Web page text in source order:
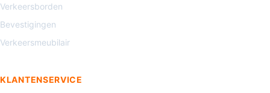
Verkeersborden
Bevestigingen
Verkeersmeubilair
KLANTENSERVICE